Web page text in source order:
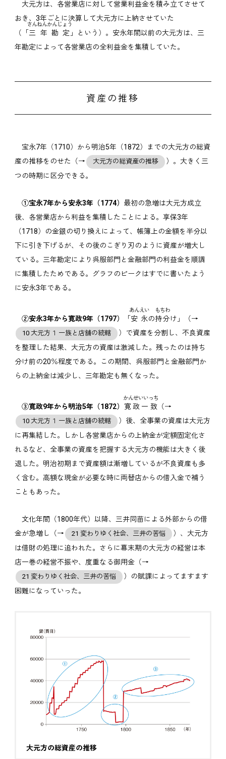
大元方は、各営業店に対して営業利益金を積み立てさせて
おき、3年ごとに決算して大元方に上納させていた
（「 三年勘定
さんねんかんじょう
」という）。安永年間以前の大元方は、三
年勘定によって各営業店の全利益金を集積していた。
資産の推移
宝永7年（1710）から明治5年（1872）までの大元方の総資
産の推移をのせた（→
大元方の総資産の推移
）。大きく三
つの時期に区分できる。
①宝永7年から安永3年（1774） 最初の急増は大元方成立
後、各営業店から利益を集積したことによる。享保3年
（1718）の金銀の切り換えによって、帳簿上の金額を半分以
下に引き下げるが、その後のこぎり刃のように資産が増大し
ている。三年勘定により呉服部門と金融部門の利益金を順調
に集積したためである。グラフのピークはすでに書いたよう
に安永3年である。
②安永3年から寛政9年（1797） 「安永
あんえい
の持分
もちわ
け」（→
10 大元方１ 一族と店舗の統轄
）で資産を分割し、不良資産
を整理した結果、大元方の資産は激減した。残ったのは持ち
分け前の20％程度である。この期間、呉服部門と金融部門か
らの上納金は減少し、三年勘定も無くなった。
③寛政9年から明治5年（1872） 寛政一致
かんせいいっち
（→
10 大元方１ 一族と店舗の統轄
）後、全事業の資産は大元方
に再集結した。しかし各営業店からの上納金が定額固定化さ
れるなど、全事業の資産を把握する大元方の機能は大きく後
退した。明治初期まで資産額は漸増しているが不良資産も多
く含む。高額な現金が必要な時に両替店からの借入金で補う
こともあった。
文化年間（1800年代）以降、三井同苗による外部からの借
金が急増し（→
21 変わりゆく社会、三井の苦悩
）、大元方
は借財の処理に追われた。さらに幕末期の大元方の経営は本
店一巻の経営不振や、度重なる御用金（→
21 変わりゆく社会、三井の苦悩
）の賦課によってますます
困難になっていった。
大元方の総資産の推移